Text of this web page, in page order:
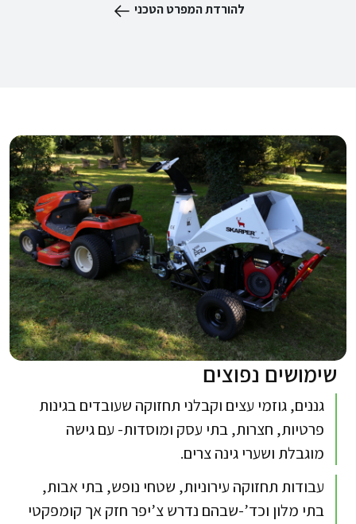
להורדת המפרט הטכני
שימושים נפוצים
גננים, גוזמי עצים וקבלני תחזוקה שעובדים בגינות
פרטיות, חצרות, בתי עסק ומוסדות- עם גישה
מוגבלת ושערי גינה צרים.​​
עבודות תחזוקה עירוניות, שטחי נופש, בתי אבות,
בתי מלון וכד’-שבהם נדרש צ’יפר חזק אך קומפקטי